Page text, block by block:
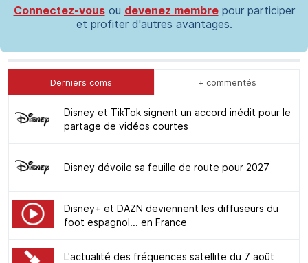
Connectez-vousou devenez membrepour participer
et profiter d'autres avantages.
Derniers coms + commentés
Disney et TikTok signent un accord inédit pour le
partage de vidéos courtes
Disney dévoile sa feuille de route pour 2027
Disney+ et DAZN deviennent les diffuseurs du
foot espagnol... en France
L'actualité des fréquences satellite du 7 août